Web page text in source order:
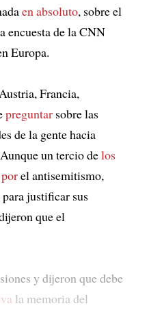
en absoluto, sobre el
encuesta de la CNN
Europa.
Francia,
preguntar sobre las
de la gente hacia
un tercio delos
el antisemitismo,
justificar sus
que el
y dijeron que debe
la memoria del